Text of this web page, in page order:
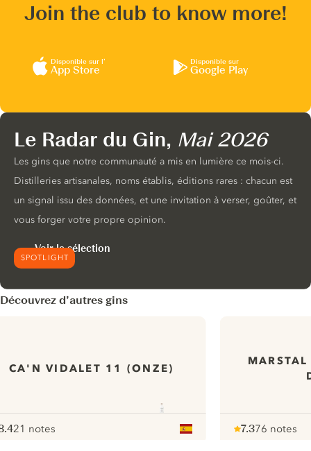
Join the club to know more!
Disponible sur l’
App Store
Disponible sur
Google Play
SPOTLIGHT
Le Radar du Gin, Mai 2026
Les gins que notre communauté a mis en lumière ce mois-ci.
Distilleries artisanales, noms établis, éditions rares : chacun est
un signal issu des données, et une invitation à verser, goûter, et
vous forger votre propre opinion.
Voir la sélection
Découvrez d’autres gins
CA'N VIDALET 11 (ONZE)
21 notes
7.376 notes